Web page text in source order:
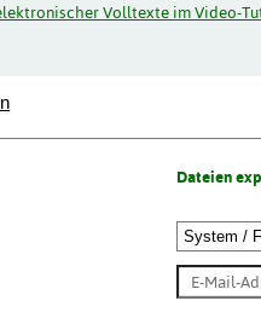
Volltexte im Video-
Dateien